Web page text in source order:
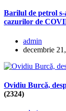
Barilul de petrol
cazurilor de
admin
decembrie
Ovidiu Burcă,
(2324)